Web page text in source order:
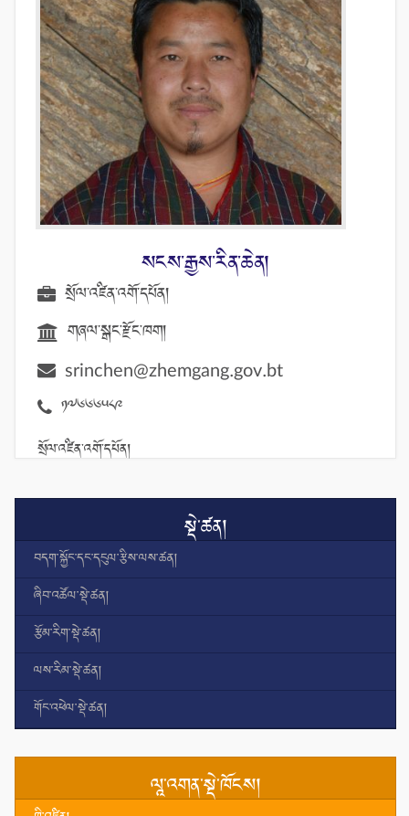
སངས་རྒྱས་རིན་ཆེན།
སྲོལ་འཛིན་འགོ་དཔོན།
གཞལ་སྒང་རྫོང་ཁག།
srinchen@zhemgang.gov.bt
17666589
སྲོལ་འཛིན་འགོ་དཔོན།
སྡེ་ཚན།
བདག་སྐྱོང་དང་དངུལ་རྩིས་ལས་ཚན།
ཞིབ་འཚོལ་སྡེ་ཚན།
རྩོམ་རིག་སྡེ་ཚན།
ལས་རིམ་སྡེ་ཚན།
གོང་འཕེལ་སྡེ་ཚན།
ལཱ་འགན་སྡེ་ཁོངས།